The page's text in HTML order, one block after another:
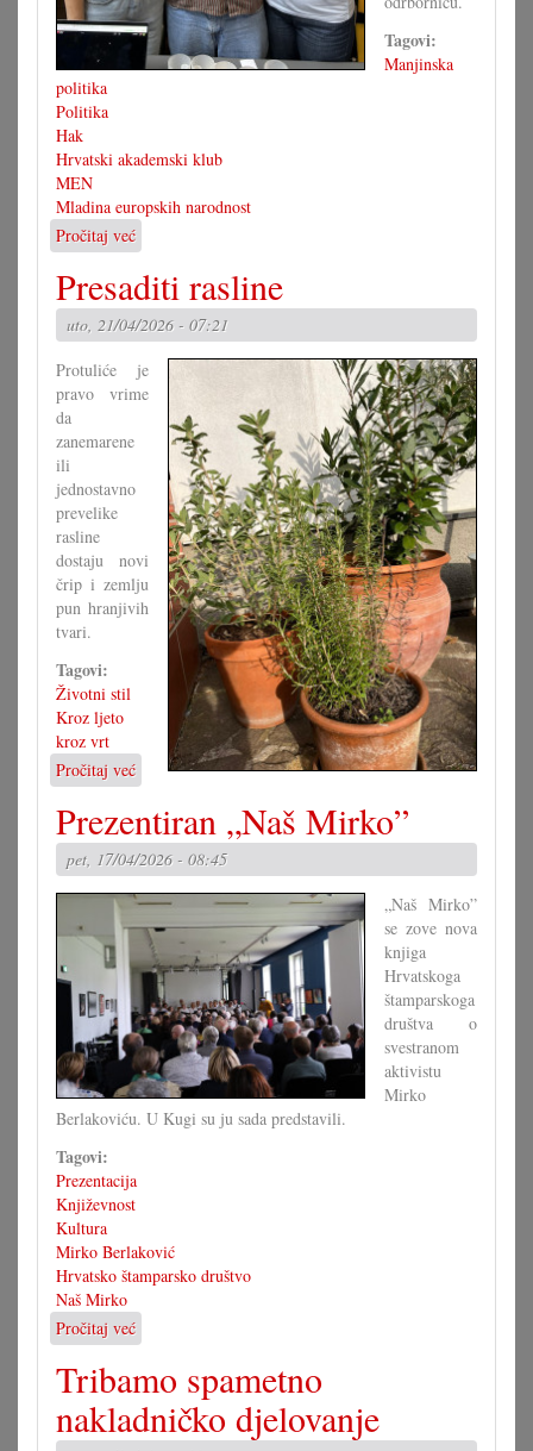
Tagovi:
Manjinska
politika
Politika
Hak
Hrvatski akademski klub
MEN
Mladina europskih narodnost
Pročitaj već
Hajszan
u
odboru
MEN-
Presaditi rasline
uto, 21/04/2026 - 07:21
Protuliće je
pravo vrime
da
zanemarene
ili
jednostavno
prevelike
rasline
dostaju novi
črip i zemlju
pun hranjivih
tvari.
Tagovi:
Životni stil
Kroz ljeto
kroz vrt
Pročitaj već
Presaditi
rasline
Prezentiran „Naš Mirko”
pet, 17/04/2026 - 08:45
„Naš Mirko”
se zove nova
knjiga
Hrvatskoga
štamparskoga
društva o
svestranom
aktivistu
Mirko
Berlakoviću. U Kugi su ju sada predstavili.
Tagovi:
Prezentacija
Književnost
Kultura
Mirko Berlaković
Hrvatsko štamparsko društvo
Naš Mirko
Pročitaj već
Prezentiran
„Naš
Mirko”
Tribamo spametno
nakladničko djelovanje